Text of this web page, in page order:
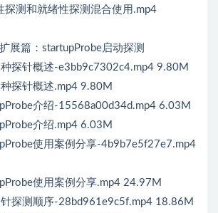
测和就绪性探测混合使用.mp4
展篇：startupProbe启动探测
探针概述-e3bb9c7302c4.mp4 9.80M
探针概述.mp4 9.80M
介绍-15568a00d34d.mp4 6.03M
介绍.mp4 6.03M
使用案例分享-4b9b7e5f27e7.mp4
使用案例分享.mp4 24.97M
探测顺序-28bd961e9c5f.mp4 18.86M